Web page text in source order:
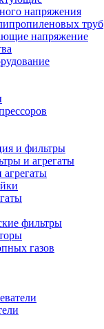
напряжения
труб
напряжение
и фильтры
и агрегаты
фильтры
газов